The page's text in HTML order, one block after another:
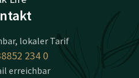
lokaler Tarif
234 0
erreichbar